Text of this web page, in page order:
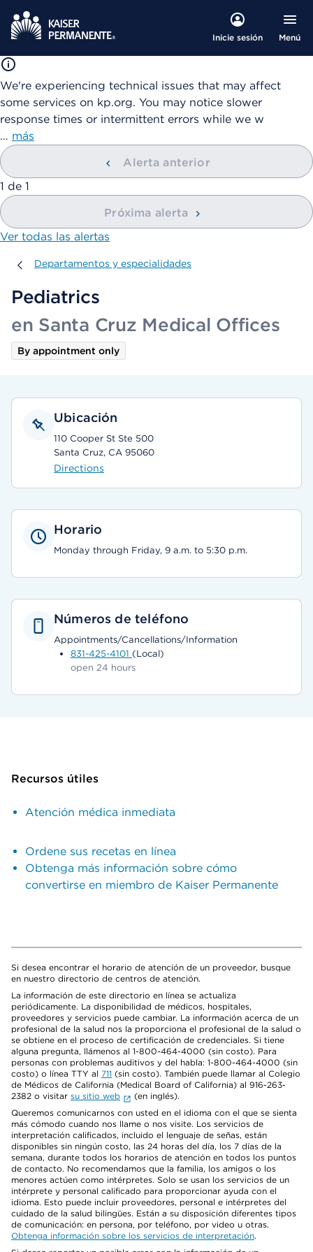
Inicie sesión Menú
We're experiencing technical issues that may affect
some services on kp.org. You may notice slower
response times or intermittent errors while we w
… más
Alerta anterior
mostrando
1 de 1
Próxima alerta
Ver todas las alertas
Departamentos y especialidades
Departamentos y especialidades
Pediatrics
en Santa Cruz Medical Offices
By appointment only
Ubicación
110 Cooper St Ste 500
Santa Cruz, CA 95060
Directions
Horario
Monday through Friday, 9 a.m. to 5:30 p.m.
Números de teléfono
Appointments/Cancellations/Information
831-425-4101 (Local)
open 24 hours
Recursos útiles
Atención médica inmediata
Ordene sus recetas en línea
Obtenga más información sobre cómo
convertirse en miembro de Kaiser Permanente
Si desea encontrar el horario de atención de un proveedor, busque
en nuestro directorio de centros de atención.
La información de este directorio en línea se actualiza
periódicamente. La disponibilidad de médicos, hospitales,
proveedores y servicios puede cambiar. La información acerca de un
profesional de la salud nos la proporciona el profesional de la salud o
se obtiene en el proceso de certificación de credenciales. Si tiene
alguna pregunta, llámenos al 1-800-464-4000 (sin costo). Para
personas con problemas auditivos y del habla: 1-800-464-4000 (sin
costo) o línea TTY al 711 (sin costo). También puede llamar al Colegio
de Médicos de California (Medical Board of California) al 916-263-
2382 o visitar su sitio web
(en inglés).
Queremos comunicarnos con usted en el idioma con el que se sienta
más cómodo cuando nos llame o nos visite. Los servicios de
interpretación calificados, incluido el lenguaje de señas, están
disponibles sin ningún costo, las 24 horas del día, los 7 días de la
semana, durante todos los horarios de atención en todos los puntos
de contacto. No recomendamos que la familia, los amigos o los
menores actúen como intérpretes. Solo se usan los servicios de un
intérprete y personal calificado para proporcionar ayuda con el
idioma. Esto puede incluir proveedores, personal e intérpretes del
cuidado de la salud bilingües. Están a su disposición diferentes tipos
de comunicación: en persona, por teléfono, por video u otras.
Obtenga información sobre los servicios de interpretación.